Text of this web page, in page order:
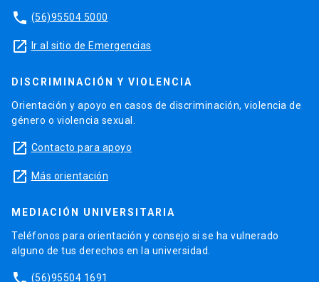
phone (56)95504 5000
launch Ir al sitio de Emergencias
DISCRIMINACIÓN Y VIOLENCIA
Orientación y apoyo en casos de discriminación, violencia de
género o violencia sexual.
launch Contacto para apoyo
launch Más orientación
MEDIACIÓN UNIVERSITARIA
Teléfonos para orientación y consejo si se ha vulnerado
alguno de tus derechos en la universidad.
(56)95504 1691